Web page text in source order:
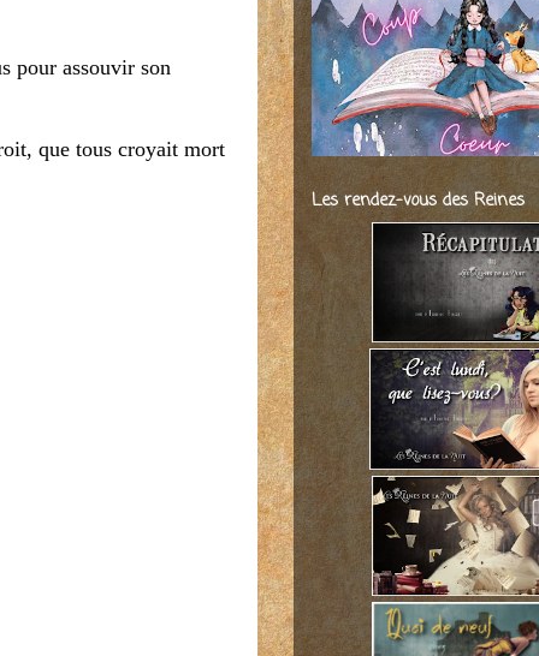
pour assouvir son
que tous croyait mort
Les rendez-vous des Reines